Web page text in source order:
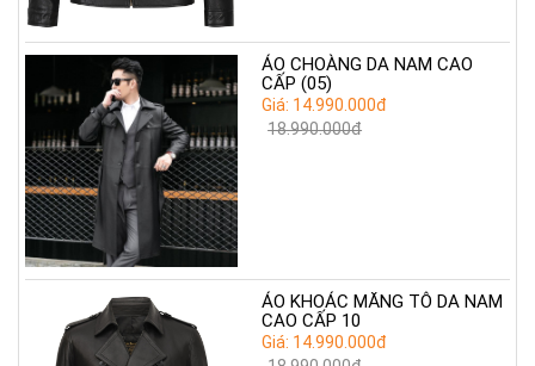
ÁO CHOÀNG DA NAM CAO
CẤP (05)
Giá: 14.990.000đ
18.990.000đ
ÁO KHOÁC MĂNG TÔ DA NAM
CAO CẤP 10
Giá: 14.990.000đ